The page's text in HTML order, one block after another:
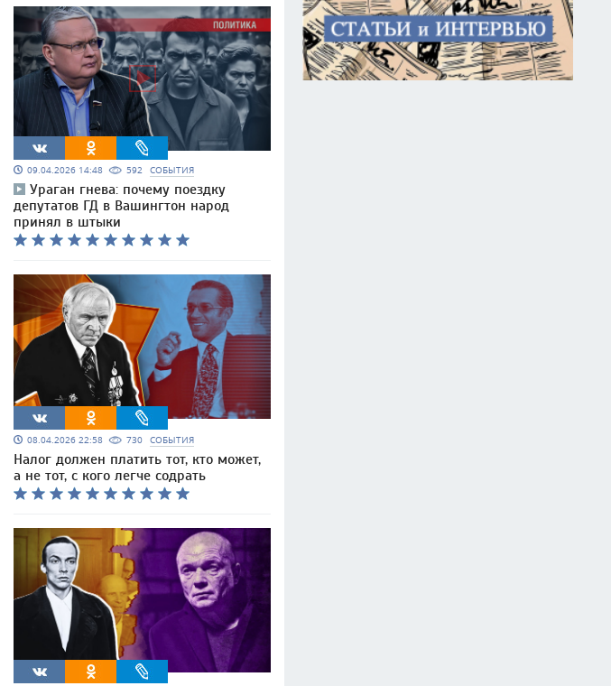
09.04.2026 14:48 592 СОБЫТИЯ
Ураган гнева: почему поездку
депутатов ГД в Вашингтон народ
принял в штыки
08.04.2026 22:58 730 СОБЫТИЯ
Налог должен платить тот, кто может,
а не тот, с кого легче содрать